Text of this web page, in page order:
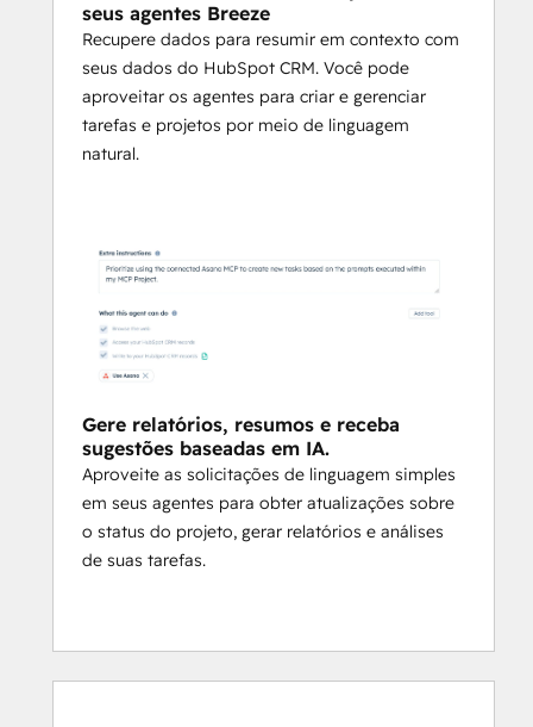
seus agentes Breeze
Recupere dados para resumir em contexto com
seus dados do HubSpot CRM. Você pode
aproveitar os agentes para criar e gerenciar
tarefas e projetos por meio de linguagem
natural.
Gere relatórios, resumos e receba
sugestões baseadas em IA.
Aproveite as solicitações de linguagem simples
em seus agentes para obter atualizações sobre
o status do projeto, gerar relatórios e análises
de suas tarefas.